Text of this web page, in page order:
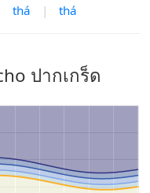
thá | thá
ปากเกร็ด